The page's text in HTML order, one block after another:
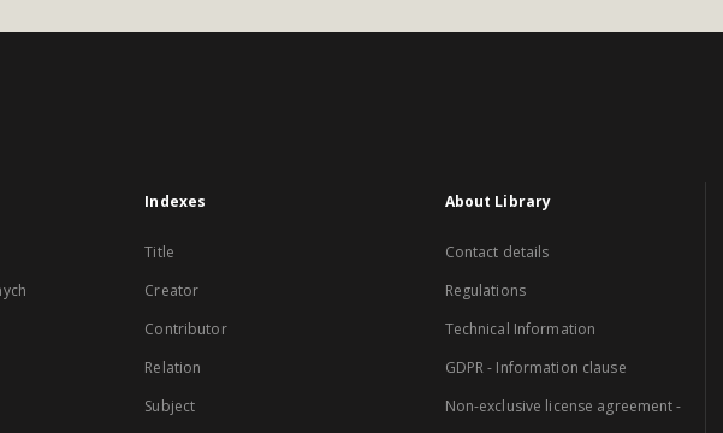
Indexes
Title
Creator
Contributor
Relation
Subject
About Library
Contact details
Regulations
Technical Information
GDPR - Information clause
Non-exclusive license agreement -